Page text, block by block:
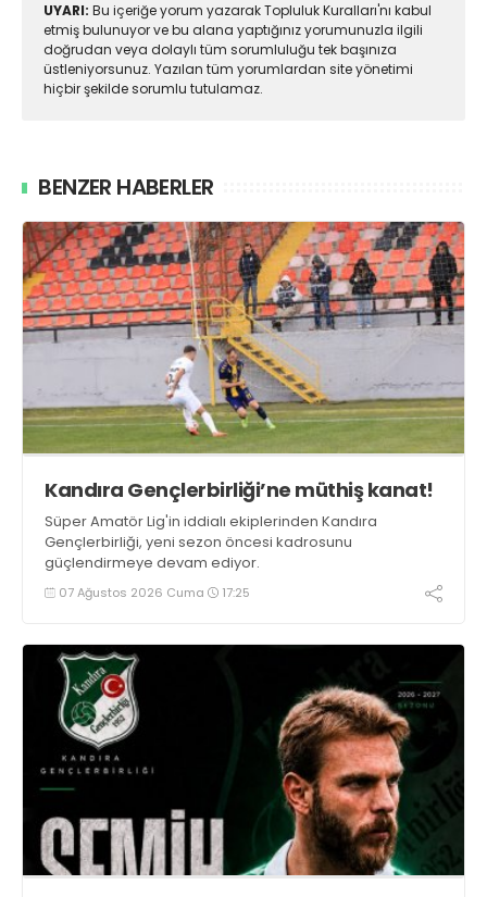
UYARI: Bu içeriğe yorum yazarak Topluluk Kuralları'nı kabul
etmiş bulunuyor ve bu alana yaptığınız yorumunuzla ilgili
doğrudan veya dolaylı tüm sorumluluğu tek başınıza
üstleniyorsunuz. Yazılan tüm yorumlardan site yönetimi
hiçbir şekilde sorumlu tutulamaz.
BENZER HABERLER
Kandıra Gençlerbirliği’ne müthiş kanat!
Süper Amatör Lig'in iddialı ekiplerinden Kandıra
Gençlerbirliği, yeni sezon öncesi kadrosunu
güçlendirmeye devam ediyor.
07 Ağustos 2026 Cuma 17:25